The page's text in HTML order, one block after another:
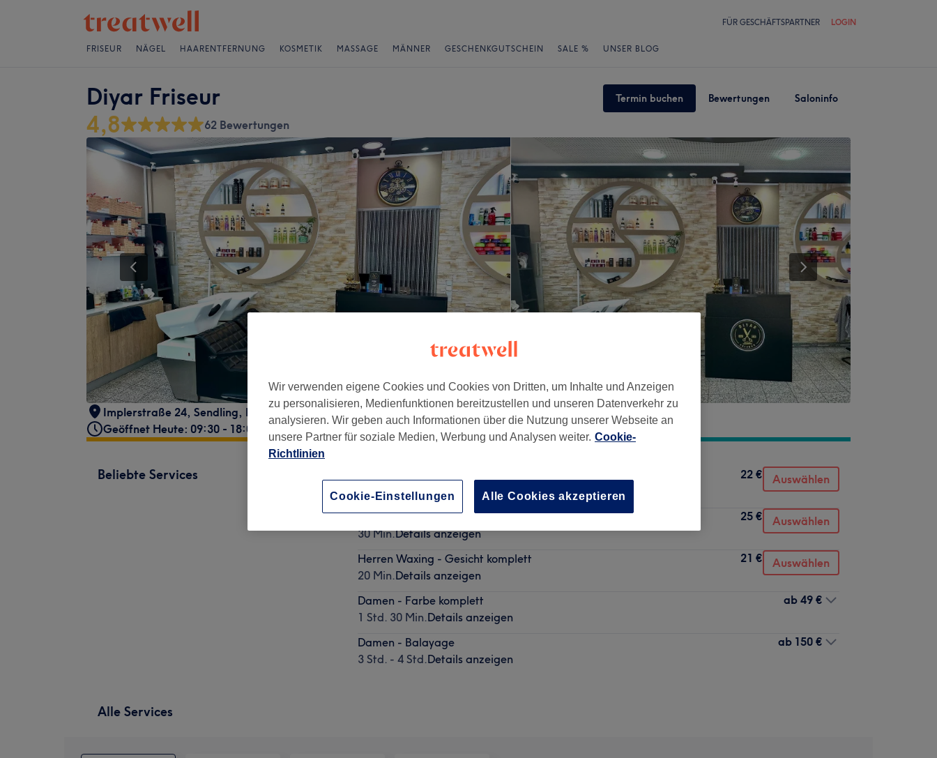
FÜR GESCHÄFTSPARTNER LOGIN
FRISEUR NÄGEL HAARENTFERNUNG KOSMETIK MASSAGE MÄNNER GESCHENKGUTSCHEIN SALE % UNSER BLOG
Diyar Friseur Termin buchen Bewertungen Saloninfo
4,8 62 Bewertungen
Implerstraße 24, Sendling, München, 81371
Geöffnet Heute: 09:30 - 18:00
Beliebte Services
20 Min.Details anzeigen
22 € Auswählen
Herren - Waschen & Schneiden
30 Min.Details anzeigen
25 € Auswählen
Herren Waxing - Gesicht komplett
20 Min.Details anzeigen
21 € Auswählen
Damen - Farbe komplett
1 Std. 30 Min.Details anzeigen
ab 49 €
Damen - Balayage
3 Std. - 4 Std.Details anzeigen
ab 150 €
Alle Services
Wir verwenden eigene Cookies und Cookies von Dritten, um Inhalte und Anzeigen
zu personalisieren, Medienfunktionen bereitzustellen und unseren Datenverkehr zu
analysieren. Wir geben auch Informationen über die Nutzung unserer Webseite an
unsere Partner für soziale Medien, Werbung und Analysen weiter. Cookie-
Richtlinien
Cookie-Einstellungen Alle Cookies akzeptieren